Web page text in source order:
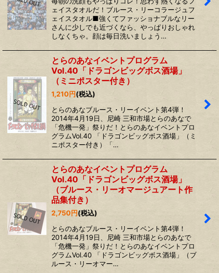
ェイスタオルだ！ブルース・リーコラージュフ
ェイスタオル■強くてファッショナブルなリー
さんに少しでも近づくなら、やっぱりおしゃれ
しなくちゃ。顔は毎日洗いましょう…
とらのあなイベントプログラム
Vol.40「ドラゴンビッグボス酒場」
（ミニポスター付き）
1,210円(税込)
とらのあなブルース・リーイベント第4弾！
2014年4月19日、尼崎 三和市場とらのあなで
「危機一発」祭りだ！とらのあなイベントプロ
グラムVol.40 「ドラゴンビッグボス酒場」（ミ
ニポスター付き）「…
とらのあなイベントプログラム
Vol.40「ドラゴンビッグボス酒場」
（ブルース・リーオマージュアート作
品集付き）
2,750円(税込)
とらのあなブルース・リーイベント第4弾！
2014年4月19日、尼崎 三和市場とらのあなで
「危機一発」祭りだ！とらのあなイベントプロ
グラムVol.40 「ドラゴンビッグボス酒場」（ブ
ルース・リーオマー…